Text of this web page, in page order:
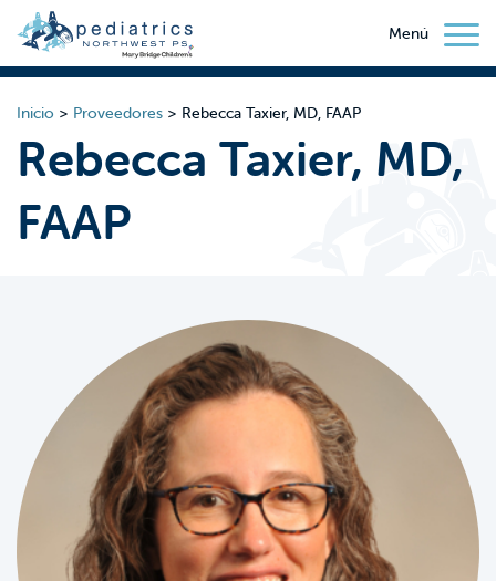
Menú
Inicio > Proveedores > Rebecca Taxier, MD, FAAP
Rebecca Taxier, MD,
FAAP